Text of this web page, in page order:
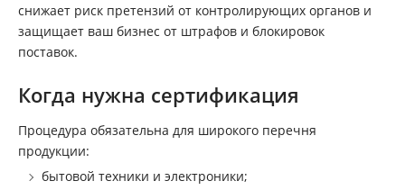
снижает риск претензий от контролирующих органов и
защищает ваш бизнес от штрафов и блокировок
поставок.
Когда нужна сертификация
Процедура обязательна для широкого перечня
продукции:
бытовой техники и электроники;